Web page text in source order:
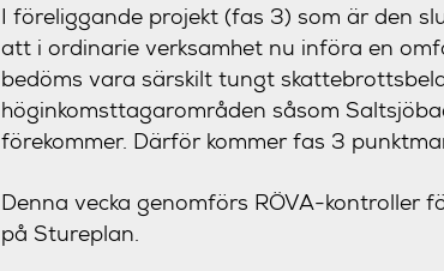
I föreliggande projekt (fas 3) som är den
att i ordinarie verksamhet nu införa en
bedöms vara särskilt tungt
höginkomsttagarområden såsom
förekommer. Därför kommer fas 3
Denna vecka genomförs RÖVA-kontroller
på Stureplan.